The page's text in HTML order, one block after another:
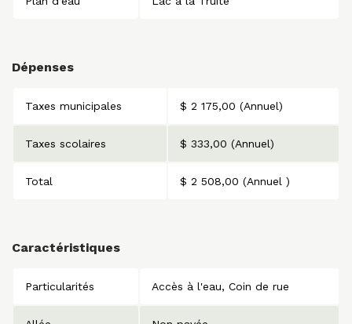
Dépenses
Taxes municipales $ 2 175,00 (Annuel)
Taxes scolaires $ 333,00 (Annuel)
Total $ 2 508,00 (Annuel )
Caractéristiques
Particularités Accès à l'eau Coin de rue